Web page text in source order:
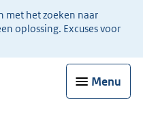
met het zoeken naar
oplossing. Excuses voor
Menu